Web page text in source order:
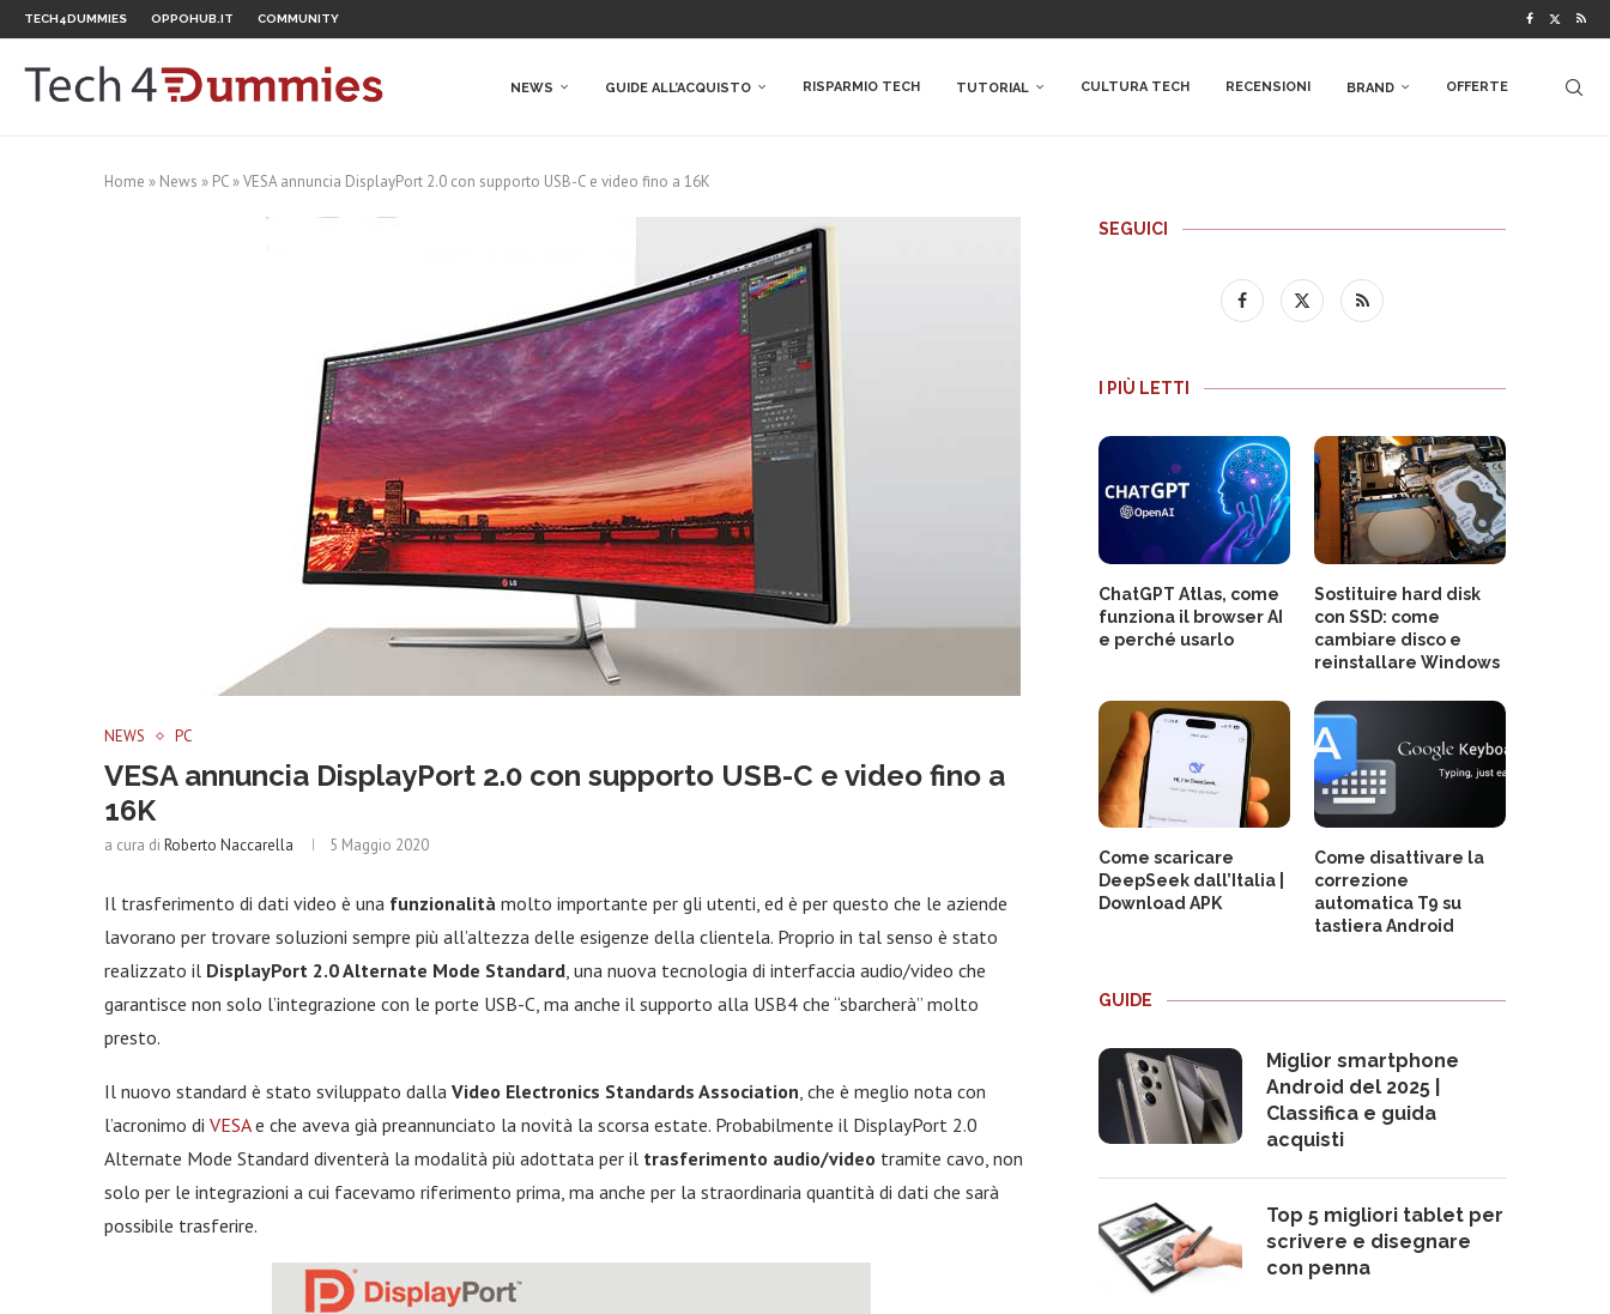
TECH4DUMMIES OPPOHUB.IT COMMUNITY
NEWS GUIDE ALL’ACQUISTO RISPARMIO TECH TUTORIAL CULTURA TECH RECENSIONI BRAND OFFERTE
Home » News » PC »VESA annuncia DisplayPort 2.0 con supporto USB-C e video fino a 16K
NEWS PC
VESA annuncia DisplayPort 2.0 con supporto USB-C e video fino a
16K
a cura di Roberto Naccarella 5 Maggio 2020
Il trasferimento di dati video è una funzionalità molto importante per gli utenti, ed è per questo che le aziende
lavorano per trovare soluzioni sempre più all’altezza delle esigenze della clientela. Proprio in tal senso è stato
realizzato il DisplayPort 2.0 Alternate Mode Standard, una nuova tecnologia di interfaccia audio/video che
garantisce non solo l’integrazione con le porte USB-C, ma anche il supporto alla USB4 che “sbarcherà” molto
presto.
Il nuovo standard è stato sviluppato dalla Video Electronics Standards Association, che è meglio nota con
l’acronimo di VESAe che aveva già preannunciato la novità la scorsa estate. Probabilmente il DisplayPort 2.0
Alternate Mode Standard diventerà la modalità più adottata per il trasferimento audio/video tramite cavo, non
solo per le integrazioni a cui facevamo riferimento prima, ma anche per la straordinaria quantità di dati che sarà
possibile trasferire.
SEGUICI
I PIÙ LETTI
ChatGPT Atlas, come
funziona il browser AI
e perché usarlo
Sostituire hard disk
con SSD: come
cambiare disco e
reinstallare Windows
Come scaricare
DeepSeek dall’Italia |
Download APK
Come disattivare la
correzione
automatica T9 su
tastiera Android
GUIDE
Miglior smartphone
Android del 2025 |
Classifica e guida
acquisti
Top 5 migliori tablet per
scrivere e disegnare
con penna